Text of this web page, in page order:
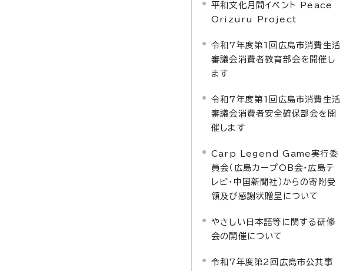
平和文化月間イベント Peace
Orizuru Project
令和7年度第1回広島市消費生活
審議会消費者教育部会を開催し
ます
令和7年度第1回広島市消費生活
審議会消費者安全確保部会を開
催します
Carp Legend Game実行委
員会（広島カープOB会・広島テ
レビ・中国新聞社）からの寄附受
領及び感謝状贈呈について
やさしい日本語等に関する研修
会の開催について
令和7年度第2回広島市公共事